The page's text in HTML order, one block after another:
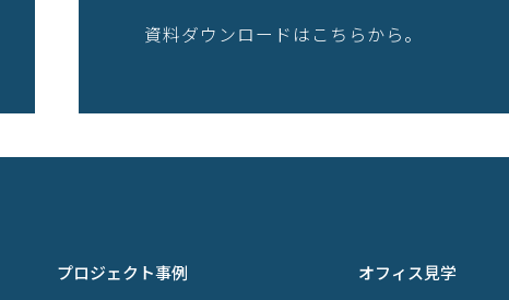
資料ダウンロードはこちらから。
プロジェクト事例
オフィス見学